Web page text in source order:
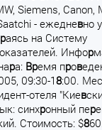
Siemens, Canon,
- ежедневно
раясь на Систему
Инфор
ра: Время пров
09:30-18:00.
отеля "Киев
синхронный пере
Стоимость: $8